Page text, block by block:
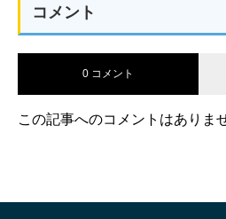
コメント
0 コメント
この記事へのコメントはありま